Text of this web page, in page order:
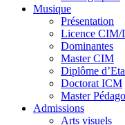
Musique
Présentation
Licence CIM/
Dominantes
Master CIM
Diplôme
Doctorat ICM
Master
Admissions
Arts visuels